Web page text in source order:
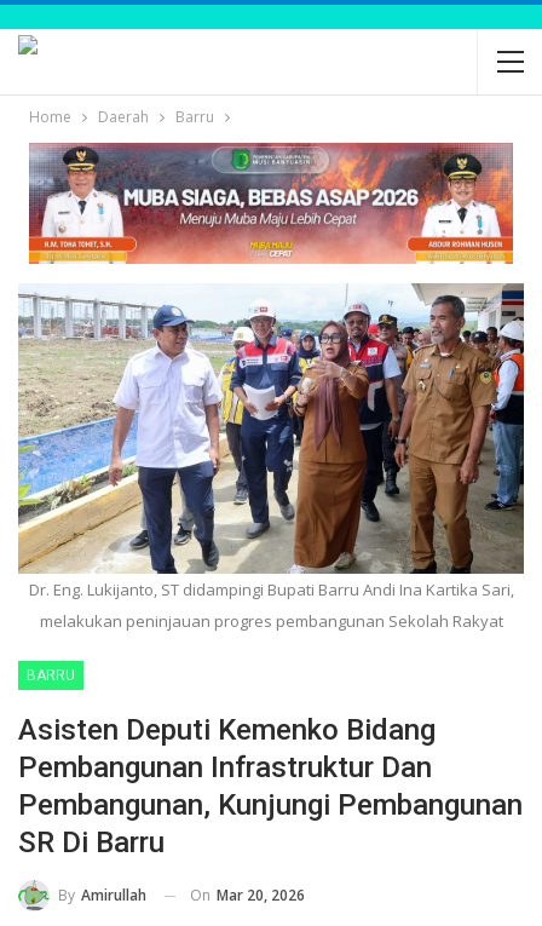
Home Daerah Barru
Dr. Eng. Lukijanto, ST didampingi Bupati Barru Andi Ina Kartika Sari,
melakukan peninjauan progres pembangunan Sekolah Rakyat
BARRU
Asisten Deputi Kemenko Bidang
Pembangunan Infrastruktur Dan
Pembangunan, Kunjungi Pembangunan
SR Di Barru
By Amirullah On Mar 20, 2026